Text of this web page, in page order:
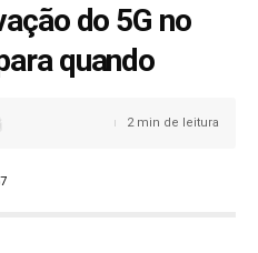
do 5G no
quando
2 min de leitura